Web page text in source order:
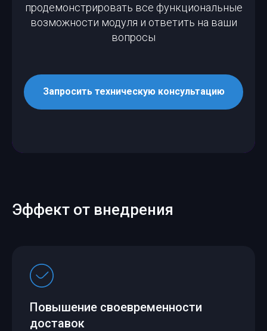
продемонстрировать все функциональные
возможности модуля и ответить на ваши
вопросы
Запросить техническую консультацию
Эффект от внедрения
Повышение своевременности
доставок